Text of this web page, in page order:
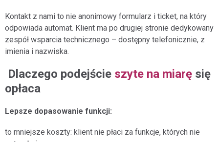
Kontakt z nami to nie anonimowy formularz i ticket, na który
odpowiada automat. Klient ma po drugiej stronie dedykowany
zespół wsparcia technicznego – dostępny telefonicznie, z
imienia i nazwiska.
Dlaczego podejście szyte na miarę się
opłaca
Lepsze dopasowanie funkcji:
to mniejsze koszty: klient nie płaci za funkcje, których nie